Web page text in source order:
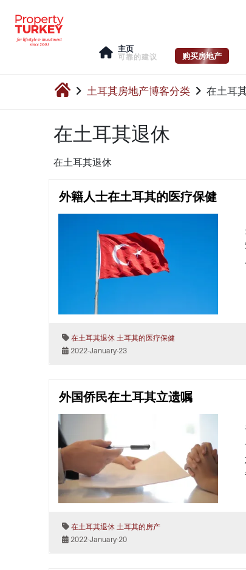
主页
可靠的建议 购买房地产
土耳其房地产博客分类 在土耳
在土耳其退休
在土耳其退休
外籍人士在土耳其的医疗保健
在土耳其退休 土耳其的医疗保健
2022-January-23
外国侨民在土耳其立遗嘱
在土耳其退休 土耳其的房产
2022-January-20